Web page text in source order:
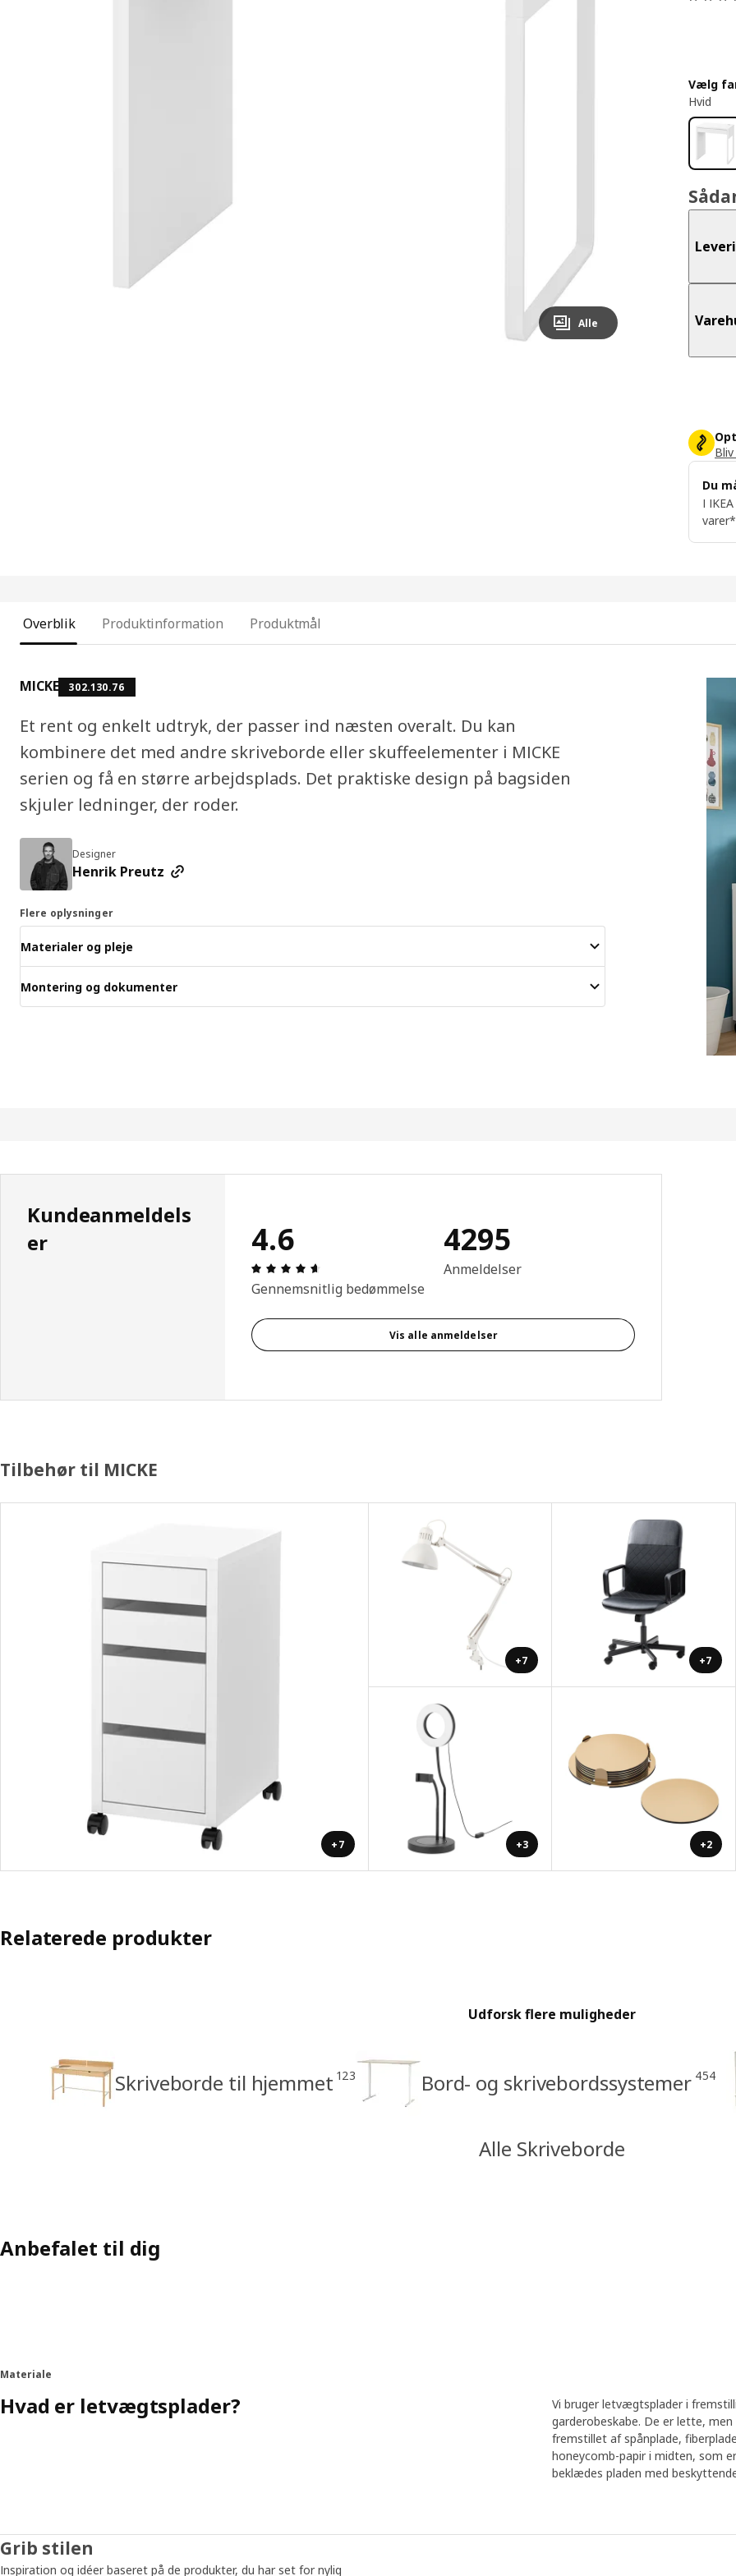
Alle
Vælg
Hvid
Du
I
Overblik Produktinformation Produktmål
MICKE 302.130.76
Et rent og enkelt udtryk, der passer ind næsten overalt. Du kan
kombinere det med andre skriveborde eller skuffeelementer i MICKE
serien og få en større arbejdsplads. Det praktiske design på bagsiden
skjuler ledninger, der roder.
Designer
Henrik Preutz
Flere oplysninger
Materialer og pleje
Montering og dokumenter
Kundeanmeldels
er
4.6
Anmeldelse: 4.6 Ud af 5 Stjerner. Anmeldelser i alt: 4295
Gennemsnitlig bedømmelse
4295
Anmeldelser
Vis alle anmeldelser
Tilbehør til MICKE
+7
+7 +7
+3 +2
Relaterede produkter
Udforsk flere muligheder
Skriveborde til hjemmet 123 Bord- og skrivebordssystemer 454
Alle Skriveborde
Anbefalet til dig
Materiale
Hvad er letvægtsplader?
Vi bruger letvægtsplader i
garderobeskabe. De er lette,
fremstillet af spånplade,
honeycomb-papir i midten, som
beklædes pladen med
Grib stilen
Inspiration og idéer baseret på de produkter, du har set for nylig